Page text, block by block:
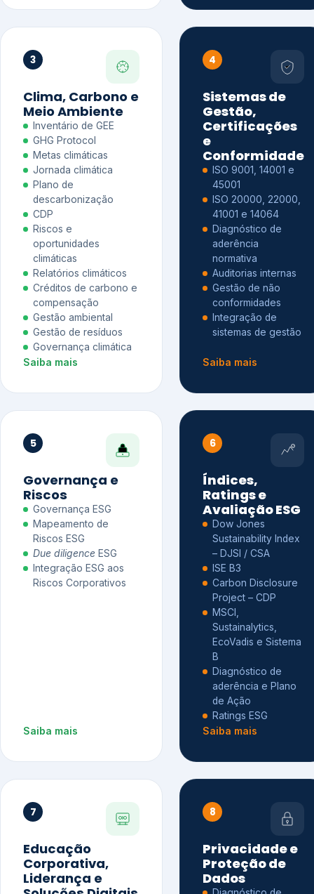
3
Clima, Carbono e
Meio Ambiente
Inventário de GEE
GHG Protocol
Metas climáticas
Jornada climática
Plano de
descarbonização
CDP
Riscos e
oportunidades
climáticas
Relatórios climáticos
Créditos de carbono e
compensação
Gestão ambiental
Gestão de resíduos
Governança climática
Saiba mais
4
Sistemas de
Gestão,
Certificações
e
Conformidade
ISO 9001, 14001 e
45001
ISO 20000, 22000,
41001 e 14064
Diagnóstico de
aderência
normativa
Auditorias internas
Gestão de não
conformidades
Integração de
sistemas de gestão
Saiba mais
5
Governança e
Riscos
Governança ESG
Mapeamento de
Riscos ESG
Due diligence ESG
Integração ESG aos
Riscos Corporativos
Saiba mais
6
Índices,
Ratings e
Avaliação ESG
Dow Jones
Sustainability Index
– DJSI / CSA
ISE B3
Carbon Disclosure
Project – CDP
MSCI,
Sustainalytics,
EcoVadis e Sistema
B
Diagnóstico de
aderência e Plano
de Ação
Ratings ESG
Saiba mais
7
Educação
Corporativa,
Liderança e
8
Privacidade e
Proteção de
Dados